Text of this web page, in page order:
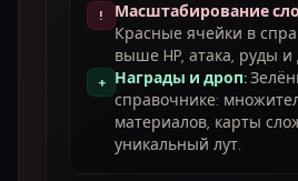
! Масштабирование
Красные ячейки в
выше HP, атака, руды и
+ Награды и дроп:
справочнике:
материалов, карты
уникальный лут.